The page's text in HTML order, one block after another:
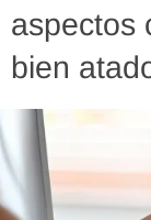
aspectos
bien